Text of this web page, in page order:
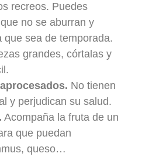
recreos. Puedes
no se aburran y
que sea de temporada.
grandes, córtalas y
No tienen
y perjudican su salud.
Acompaña la fruta de un
que puedan
queso…